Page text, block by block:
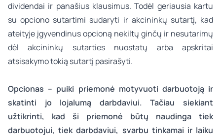
dividendai ir panašius klausimus. Todėl geriausia kartu
su opciono sutartimi sudaryti ir akcininkų sutartį, kad
ateityje įgyvendinus opcioną nekiltų ginčų ir nesutarimų
dėl akcininkų sutarties nuostatų arba apskritai
atsisakymo tokią sutartį pasirašyti.
Opcionas – puiki priemonė motyvuoti darbuotoją ir
skatinti jo lojalumą darbdaviui. Tačiau siekiant
užtikrinti, kad ši priemonė būtų naudinga tiek
darbuotojui, tiek darbdaviui, svarbu tinkamai ir laiku